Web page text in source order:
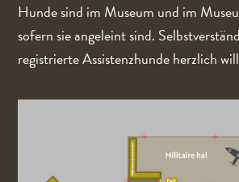
Hunde sind im Museum und im
sofern sie angeleint sind.
registrierte Assistenzhunde herzlich